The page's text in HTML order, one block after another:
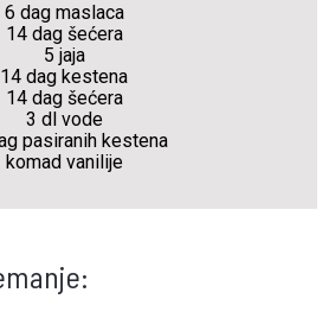
6 dag maslaca
14 dag šećera
5 jaja
14 dag kestena
14 dag šećera
3 dl vode
pasiranih kestena
komad vanilije